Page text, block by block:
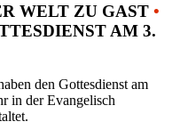
WELT ZU GAST •
AM 3.
den Gottesdienst am
in der Evangelisch